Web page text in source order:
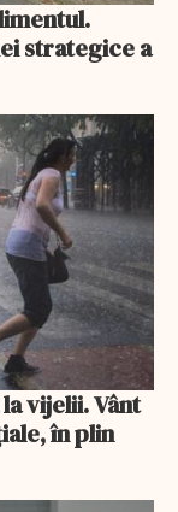
strategice a
vijelii. Vânt
în plin